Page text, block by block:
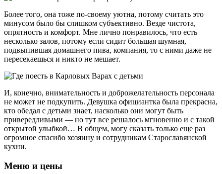
Более того, она тоже по-своему уютна, потому считать это
минусом было бы слишком субъективно. Везде чистота,
опрятность и комфорт. Мне лично понравилось, что есть
несколько залов, потому если сидит большая шумная,
подвыпившая домашнего пива, компания, то с ними даже не
пересекаешься и никто не мешает.
И, конечно, внимательность и доброжелательность персонала
не может не подкупить. Девушка официантка была прекрасна,
кто обедал с детьми знает, насколько они могут быть
привередливыми — но тут все решалось мгновенно и с такой
открытой улыбкой… В общем, могу сказать только еще раз
огромное спасибо хозяину и сотрудникам Старославянской
кухни.
Меню и цены